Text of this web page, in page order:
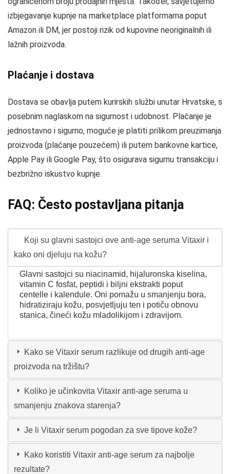
izbjegavanje kupnje na marketplace platformama poput
Amazon ili DM, jer postoji rizik od kupovine neoriginalnih ili
lažnih proizvoda.
Plaćanje i dostava
Dostava se obavlja putem kurirskih službi unutar Hrvatske, s
posebnim naglaskom na sigurnost i udobnost. Plaćanje je
jednostavno i sigurno, moguće je platiti prilikom preuzimanja
proizvoda (plaćanje pouzećem) ili putem bankovne kartice,
Apple Pay ili Google Pay, što osigurava sigurnu transakciju i
bezbrižno iskustvo kupnje.
FAQ: Često postavljana pitanja
Koji su glavni sastojci ove anti-age seruma Vitaxir i
kako oni djeluju na kožu?
Glavni sastojci su niacinamid, hijaluronska kiselina,
vitamin C fosfat, peptidi i biljni ekstrakti poput
centelle i kalendule. Oni pomažu u smanjenju bora,
hidratiziraju kožu, posvjetljuju ten i potiču obnovu
stanica, čineći kožu mladolikijom i zdravijom.
Kako se Vitaxir serum razlikuje od drugih anti-age
proizvoda na tržištu?
Koliko je učinkovita Vitaxir anti-age seruma u
smanjenju znakova starenja?
Je li Vitaxir serum pogodan za sve tipove kože?
Kako koristiti Vitaxir anti-age serum za najbolje
rezultate?